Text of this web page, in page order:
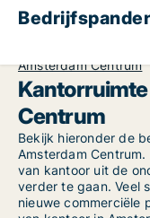
Amsterdam Centrum
Centrum
Bekijk hieronder de
Amsterdam
van kantoor uit de
verder te gaan. Veel
nieuwe commerciële